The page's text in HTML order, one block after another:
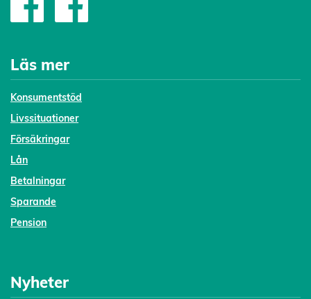
Läs mer
Konsumentstöd
Livssituationer
Försäkringar
Lån
Betalningar
Sparande
Pension
Nyheter